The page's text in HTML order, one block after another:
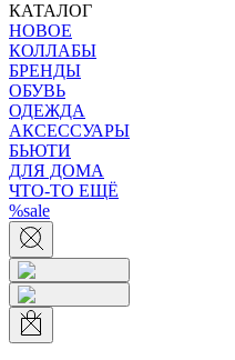
КАТАЛОГ
НОВОЕ
КОЛЛАБЫ
БРЕНДЫ
ОБУВЬ
ОДЕЖДА
АКСЕССУАРЫ
БЬЮТИ
ДЛЯ ДОМА
ЧТО-ТО ЕЩЁ
%sale